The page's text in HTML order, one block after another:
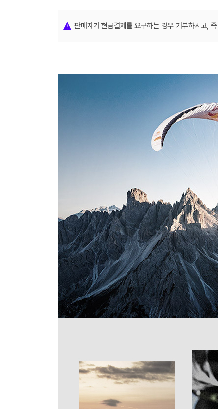
사
장바구니에 상품이
다른 고객들이 구매